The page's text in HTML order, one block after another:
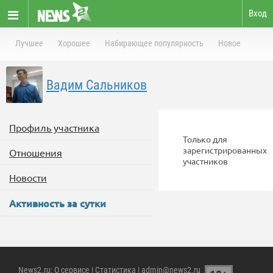
Вход
Лучшее Хорошее Набирающее популярность Новое
Вадим Сальников
Профиль участника
Отношения
Новости
Активность за сутки
Только для
зарегистрированных
участников
News2.ru: О сервисе | Статистика | admin@news2.ru